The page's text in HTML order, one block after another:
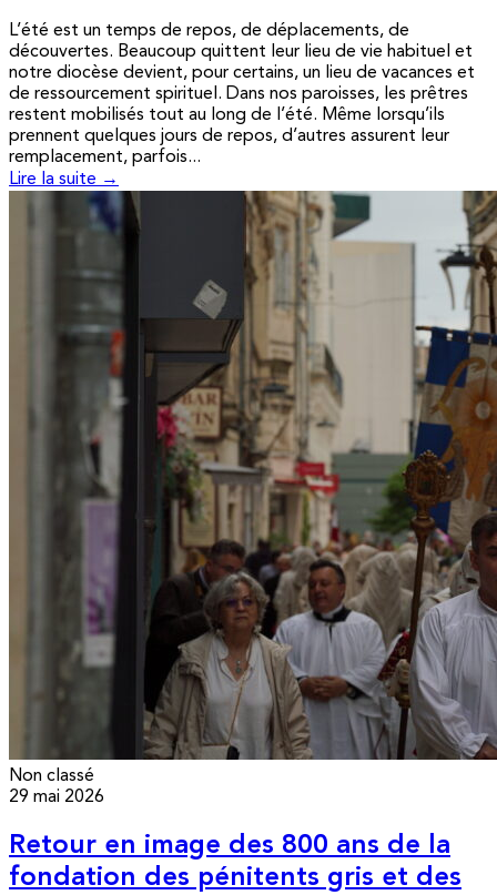
L’été est un temps de repos, de déplacements, de
découvertes. Beaucoup quittent leur lieu de vie habituel et
notre diocèse devient, pour certains, un lieu de vacances et
de ressourcement spirituel. Dans nos paroisses, les prêtres
restent mobilisés tout au long de l’été. Même lorsqu’ils
prennent quelques jours de repos, d’autres assurent leur
remplacement, parfois...
Lire la suite →
Non classé
29 mai 2026
Retour en image des 800 ans de la
fondation des pénitents gris et des